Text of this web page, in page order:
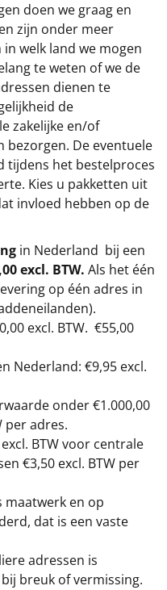
doen we graag en
zijn onder meer
welk land we mogen
te weten of we de
dienen te
de
zakelijke en/of
bezorgen. De eventuele
tijdens het bestelproces
Kies u pakketten uit
invloed hebben op de
in Nederland bij een
excl. BTW. Als het één
op één adres in
excl. BTW. €55,00
Nederland: €9,95 excl.
onder €1.000,00
per adres.
BTW voor centrale
€3,50 excl. BTW per
en op
dat is een vaste
adressen is
breuk of vermissing.